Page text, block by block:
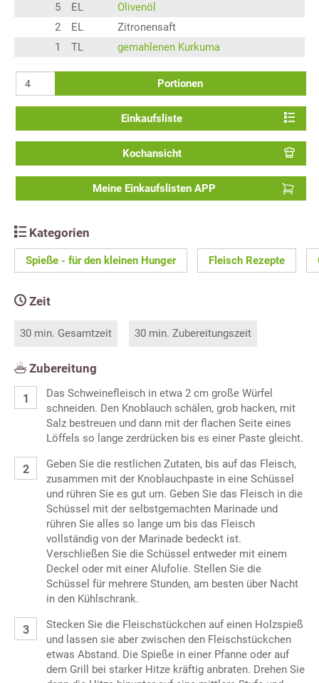
5
EL
Olivenöl
2
EL
Zitronensaft
1
TL gemahlenen Kurkuma
Portionen
Einkaufsliste
Kochansicht
Meine Einkaufslisten APP
Kategorien
Spieße - für den kleinen Hunger Fleisch Rezepte
Zeit
30 min. Gesamtzeit 30 min. Zubereitungszeit
Zubereitung
Das Schweinefleisch in etwa 2 cm große Würfel
schneiden. Den Knoblauch schälen, grob hacken, mit
Salz bestreuen und dann mit der flachen Seite eines
Löffels so lange zerdrücken bis es einer Paste gleicht.
Geben Sie die restlichen Zutaten, bis auf das Fleisch,
zusammen mit der Knoblauchpaste in eine Schüssel
und rühren Sie es gut um. Geben Sie das Fleisch in die
Schüssel mit der selbstgemachten Marinade und
rühren Sie alles so lange um bis das Fleisch
vollständig von der Marinade bedeckt ist.
Verschließen Sie die Schüssel entweder mit einem
Deckel oder mit einer Alufolie. Stellen Sie die
Schüssel für mehrere Stunden, am besten über Nacht
in den Kühlschrank.
Stecken Sie die Fleischstückchen auf einen Holzspieß
und lassen sie aber zwischen den Fleischstückchen
etwas Abstand. Die Spieße in einer Pfanne oder auf
dem Grill bei starker Hitze kräftig anbraten. Drehen Sie